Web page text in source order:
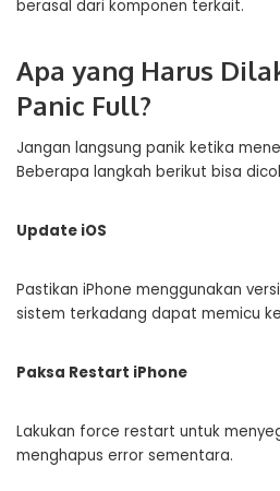
berasal dari komponen terkait.
Apa yang Harus
Panic Full?
Jangan langsung panik ketika
Beberapa langkah berikut bisa
Update iOS
Pastikan iPhone menggunakan
sistem terkadang dapat memicu
Paksa Restart iPhone
Lakukan force restart untuk
menghapus error sementara.